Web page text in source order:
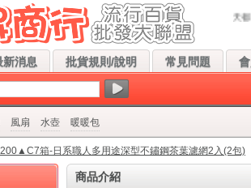
2入(2包)-★益昇★流行百貨批發 歡迎您!本站每天都會
新消息 批貨規則/說明 常見問題
風扇 水壺 暖暖包
箱-日系職人多用途深型不鏽鋼茶葉濾網2入(2包)
商品介紹